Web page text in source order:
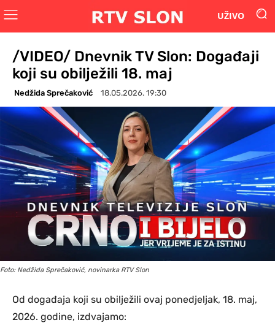
UŽIVO
/VIDEO/ Dnevnik TV Slon: Događaji
koji su obilježili 18. maj
Nedžida Sprečaković 18.05.2026. 19:30
Foto: Nedžida Sprečaković, novinarka RTV Slon
Od događaja koji su obilježili ovaj ponedjeljak, 18. maj,
2026. godine, izdvajamo: